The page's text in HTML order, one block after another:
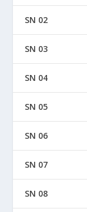
SN 02
SN 03
SN 04
SN 05
SN 06
SN 07
SN 08